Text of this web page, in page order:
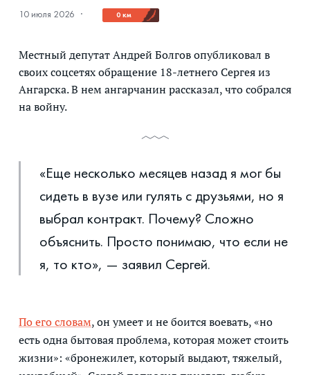
10 июля 2026 · 0 км
Местный депутат Андрей Болгов опубликовал в
своих соцсетях обращение 18-летнего Сергея из
Ангарска. В нем ангарчанин рассказал, что собрался
на войну.
«Еще несколько месяцев назад я мог бы
сидеть в вузе или гулять с друзьями, но я
выбрал контракт. Почему? Сложно
объяснить. Просто понимаю, что если не
я, то кто», — заявил Сергей.
По его словам, он умеет и не боится воевать, «но
есть одна бытовая проблема, которая может стоить
жизни»: «бронежилет, который выдают, тяжелый,